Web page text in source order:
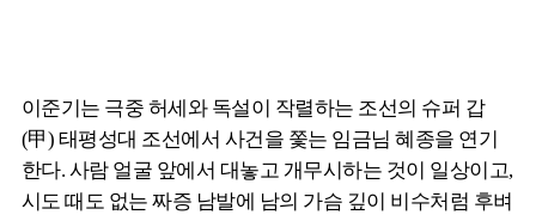
이준기는 극중 허세와 독설이 작렬하는 조선의 슈퍼 갑
(甲) 태평성대 조선에서 사건을 쫓는 임금님 혜종을 연기
한다. 사람 얼굴 앞에서 대놓고 개무시하는 것이 일상이고,
시도 때도 없는 짜증 남발에 남의 가슴 깊이 비수처럼 후벼